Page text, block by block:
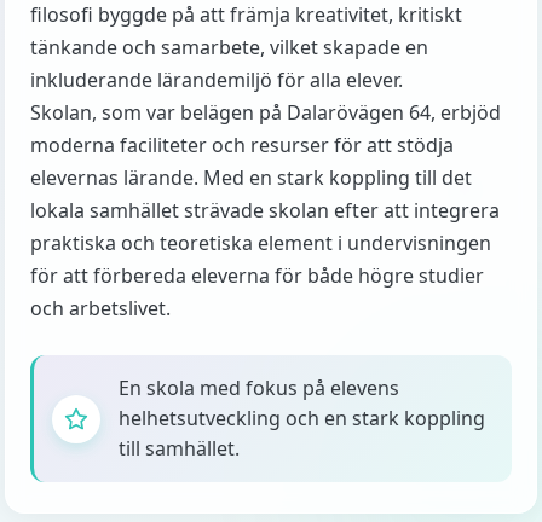
filosofi byggde på att främja kreativitet, kritiskt
tänkande och samarbete, vilket skapade en
inkluderande lärandemiljö för alla elever.
Skolan, som var belägen på Dalarövägen 64, erbjöd
moderna faciliteter och resurser för att stödja
elevernas lärande. Med en stark koppling till det
lokala samhället strävade skolan efter att integrera
praktiska och teoretiska element i undervisningen
för att förbereda eleverna för både högre studier
och arbetslivet.
En skola med fokus på elevens
helhetsutveckling och en stark koppling
till samhället.